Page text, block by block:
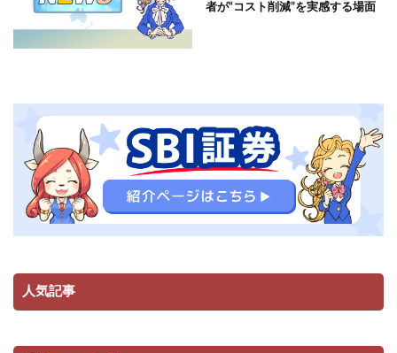
者が“コスト削減”を実感する場面
人気記事